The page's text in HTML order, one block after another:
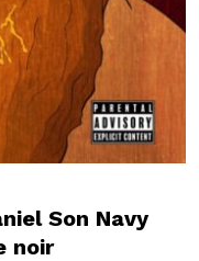
Son Navy
noir